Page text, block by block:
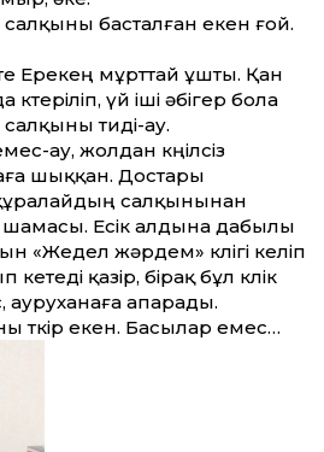
басталған екен ғой.
Ерекең мұрттай ұшты. Қан
үй іші әбігер бола
тиді-ау.
ау, жолдан көңілсіз
шыққан. Достары
құралайдың салқынынан
Есік алдына дабылы
«Жедел жәрдем» көлігі келіп
қазір, бірақ бұл көлік
ауруханаға апарады.
өткір екен. Басылар емес…